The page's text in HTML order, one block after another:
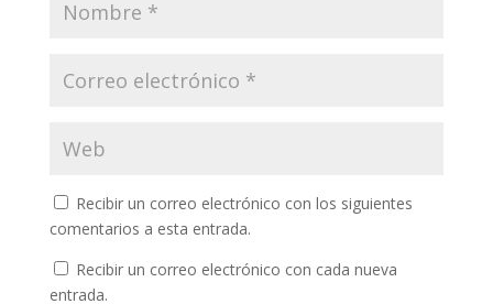
Recibir un correo electrónico con los siguientes
comentarios a esta entrada.
Recibir un correo electrónico con cada nueva
entrada.